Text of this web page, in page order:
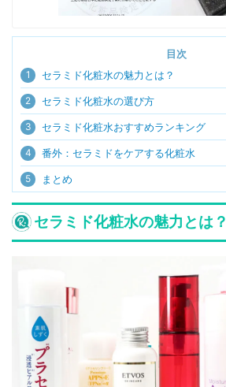
目次
1 セラミド化粧水の魅力とは？
2 セラミド化粧水の選び方
3 セラミド化粧水おすすめランキング
4 番外：セラミドをケアする化粧水
5 まとめ
セラミド化粧水の魅力とは？